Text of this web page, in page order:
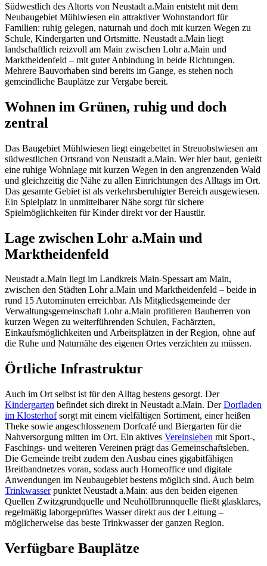
Südwestlich des Altorts von Neustadt a.Main entsteht mit dem
Neubaugebiet Mühlwiesen ein attraktiver Wohnstandort für
Familien: ruhig gelegen, naturnah und doch mit kurzen Wegen zu
Schule, Kindergarten und Ortsmitte. Neustadt a.Main liegt
landschaftlich reizvoll am Main zwischen Lohr a.Main und
Marktheidenfeld – mit guter Anbindung in beide Richtungen.
Mehrere Bauvorhaben sind bereits im Gange, es stehen noch
gemeindliche Bauplätze zur Vergabe bereit.
Wohnen im Grünen, ruhig und doch
zentral
Das Baugebiet Mühlwiesen liegt eingebettet in Streuobstwiesen am
südwestlichen Ortsrand von Neustadt a.Main. Wer hier baut, genießt
eine ruhige Wohnlage mit kurzen Wegen in den angrenzenden Wald
und gleichzeitig die Nähe zu allen Einrichtungen des Alltags im Ort.
Das gesamte Gebiet ist als verkehrsberuhigter Bereich ausgewiesen.
Ein Spielplatz in unmittelbarer Nähe sorgt für sichere
Spielmöglichkeiten für Kinder direkt vor der Haustür.
Lage zwischen Lohr a.Main und
Marktheidenfeld
Neustadt a.Main liegt im Landkreis Main-Spessart am Main,
zwischen den Städten Lohr a.Main und Marktheidenfeld – beide in
rund 15 Autominuten erreichbar. Als Mitgliedsgemeinde der
Verwaltungsgemeinschaft Lohr a.Main profitieren Bauherren von
kurzen Wegen zu weiterführenden Schulen, Fachärzten,
Einkaufsmöglichkeiten und Arbeitsplätzen in der Region, ohne auf
die Ruhe und Naturnähe des eigenen Ortes verzichten zu müssen.
Örtliche Infrastruktur
Auch im Ort selbst ist für den Alltag bestens gesorgt. Der
Kindergarten befindet sich direkt in Neustadt a.Main. DerDorfladen
im Klosterhofsorgt mit einem vielfältigen Sortiment, einer heißen
Theke sowie angeschlossenem Dorfcafé und Biergarten für die
Nahversorgung mitten im Ort. Ein aktives Vereinsleben mit Sport-,
Faschings- und weiteren Vereinen prägt das Gemeinschaftsleben.
Die Gemeinde treibt zudem den Ausbau eines gigabitfähigen
Breitbandnetzes voran, sodass auch Homeoffice und digitale
Anwendungen im Neubaugebiet bestens möglich sind. Auch beim
Trinkwasserpunktet Neustadt a.Main: aus den beiden eigenen
Quellen Zwitzgrundquelle und Neuhöllbrunnquelle fließt glasklares,
regelmäßig laborgeprüftes Wasser direkt aus der Leitung –
möglicherweise das beste Trinkwasser der ganzen Region.
Verfügbare Bauplätze